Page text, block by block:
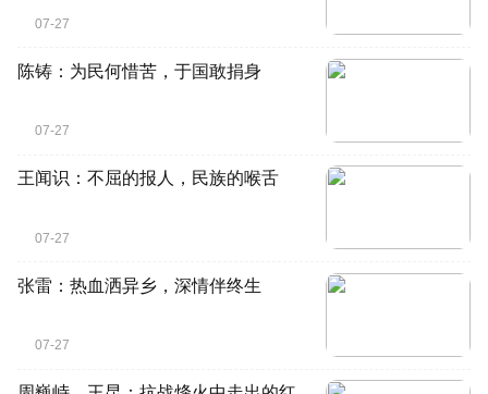
07-27
陈铸：为民何惜苦，于国敢捐身
07-27
王闻识：不屈的报人，民族的喉舌
07-27
张雷：热血洒异乡，深情伴终生
07-27